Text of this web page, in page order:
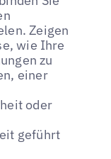
Zeigen
wie Ihre
zu
einer
oder
geführt